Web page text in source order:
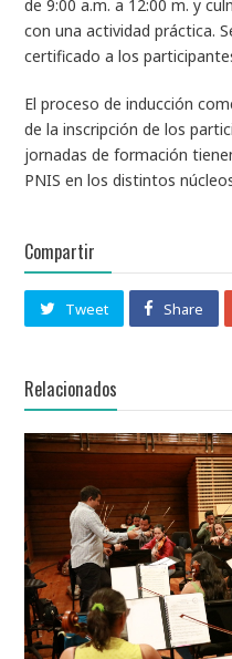
de 9:00 a.m. a 12:00 m. y
con una actividad práctica.
certificado a los
El proceso de inducción
de la inscripción de los
jornadas de formación
PNIS en los distintos
Compartir
Tweet Share
Relacionados